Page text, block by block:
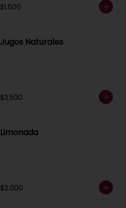
$1.600
Jugos Naturales
$3.500
Limonada
$3.000